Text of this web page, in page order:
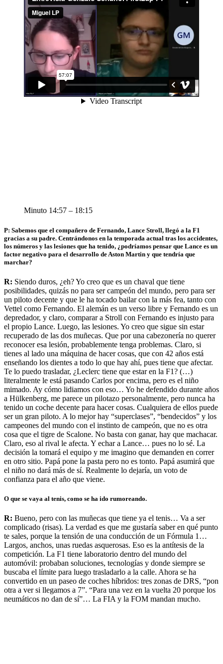
Minuto 14:57 – 18:15
P: Sabemos que el compañero de Fernando, Lance Stroll, llegó a la F1
gracias a su padre. Centrándonos en la temporada actual tras los accidentes,
los números y las lesiones que ha tenido, ¿podríamos pensar que Lance es un
factor negativo para el desarrollo de Aston Martin y que tendría que
marchar?
R: Siendo duros, ¿eh? Yo creo que es un chaval que tiene
posibilidades, quizás no para ser campeón del mundo, pero para ser
un piloto decente y que le ha tocado bailar con la más fea, tanto con
Vettel como Fernando. El alemán es un verso libre y Fernando es un
depredador, y claro, comparar a Stroll con Fernando es injusto para
el propio Lance. Luego, las lesiones. Yo creo que sigue sin estar
recuperado de las dos muñecas. Que por una cabezonería no querer
reconocer esa lesión, probablemente tenga problemas. Claro, si
tienes al lado una máquina de hacer cosas, que con 42 años está
enseñando los dientes a todo lo que hay ahí, pues tiene que afectar.
Te lo puedo trasladar, ¿Leclerc tiene que estar en la F1? (…)
literalmente le está pasando Carlos por encima, pero es el niño
mimado. Ay cómo lidiamos con eso… Yo he defendido durante años
a Hülkenberg, me parece un pilotazo personalmente, pero nunca ha
tenido un coche decente para hacer cosas. Cualquiera de ellos puede
ser un gran piloto. A lo mejor hay “superclases”, “bendecidos” y los
campeones del mundo con el instinto de campeón, que no es otra
cosa que el tigre de Scalone. No basta con ganar, hay que machacar.
Claro, eso al rival le afecta. Y echar a Lance… pues no lo sé. La
decisión la tomará el equipo y me imagino que demanden en correr
en otro sitio. Papá pone la pasta pero no es tonto. Papá asumirá que
el niño no dará más de sí. Realmente lo dejaría, un voto de
confianza para el año que viene.
O que se vaya al tenis, como se ha ido rumoreando.
R: Bueno, pero con las muñecas que tiene ya el tenis… Va a ser
complicado (risas). La verdad es que me gustaría saber en qué punto
te sales, porque la tensión de una conducción de un Fórmula 1…
Largos, anchos, unas ruedas asquerosas. Eso es la antítesis de la
competición. La F1 tiene laboratorio dentro del mundo del
automóvil: probaban soluciones, tecnologías y donde siempre se
buscaba el límite para luego trasladarlo a la calle. Ahora se ha
convertido en un paseo de coches híbridos: tres zonas de DRS, “pon
otra a ver si llegamos a 7”. “Para una vez en la vuelta 20 porque los
neumáticos no dan de sí”… La FIA y la FOM mandan mucho.